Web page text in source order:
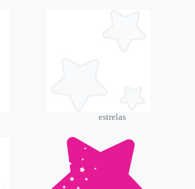
estrelas